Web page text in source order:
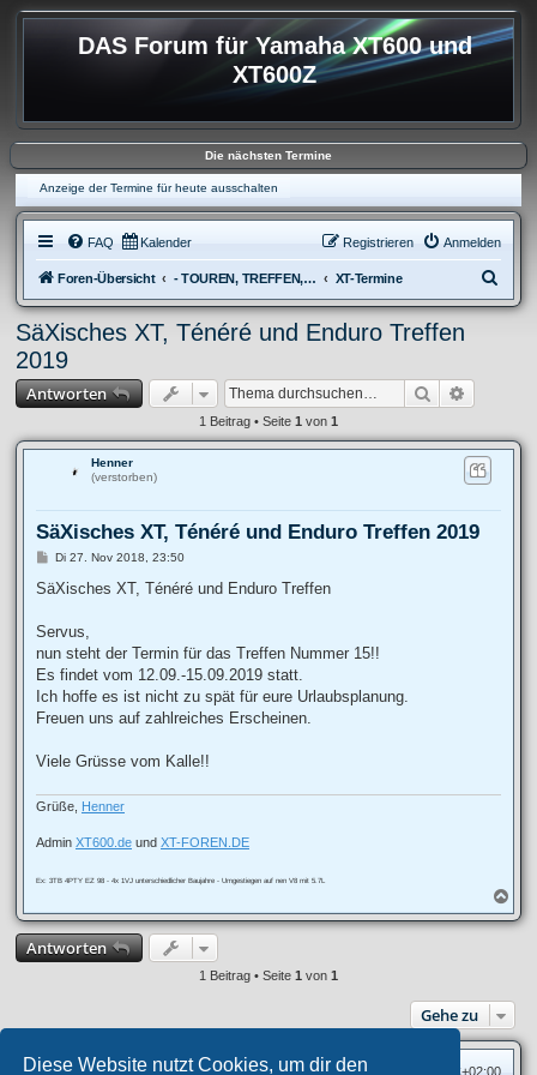
Diese Website nutzt Cookies, um dir den
DAS Forum für Yamaha XT600 und
XT600Z
Die nächsten Termine
Anzeige der Termine für heute ausschalten
FAQ Kalender Anmelden
Registrieren
Foren-Übersicht - TOUREN, TREFFEN, REISEBERICHTE & REGIONALES XT-Termine
u
SäXisches XT, Ténéré und Enduro Treffen
2019
Antworten Suche
1 Beitrag • Seite 1 von 1
Henner
(verstorben)
SäXisches XT, Ténéré und Enduro Treffen 2019
B
i
a
Di 27. Nov 2018, 23:50
SäXisches XT, Ténéré und Enduro Treffen
Servus,
nun steht der Termin für das Treffen Nummer 15!!
Es findet vom 12.09.-15.09.2019 statt.
Ich hoffe es ist nicht zu spät für eure Urlaubsplanung.
Freuen uns auf zahlreiches Erscheinen.
Viele Grüsse vom Kalle!!
Grüße, Henner
Admin XT600.de und XT-FOREN.DE
Ex: 3TB 4PTY EZ 98 - 4x 1VJ unterschiedlicher Baujahre - Umgestiegen auf nen V8 mit 5.7L
a
c
Antworten
1 Beitrag • Seite 1 von 1
Gehe zu
Foren-Übersicht Alle Zeiten sind UTC+02:00